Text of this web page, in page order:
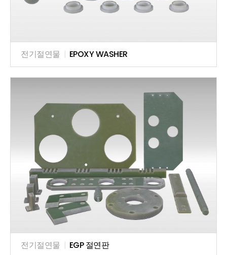
전기절연물 | EPOXY WASHER
전기절연물 | EGP 절연판